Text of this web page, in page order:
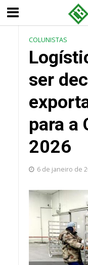
COLUNISTAS
ser
para a
2026
6 de janeiro de